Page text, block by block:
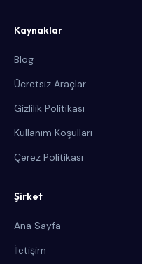
Kaynaklar
Blog
Ücretsiz Araçlar
Gizlilik Politikası
Kullanım Koşulları
Çerez Politikası
Şirket
Ana Sayfa
İletişim